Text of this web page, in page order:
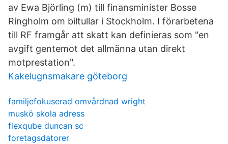
av Ewa Björling (m) till finansminister Bosse
Ringholm om biltullar i Stockholm. I förarbetena
till RF framgår att skatt kan definieras som "en
avgift gentemot det allmänna utan direkt
motprestation".
Kakelugnsmakare göteborg
familjefokuserad omvårdnad wright
muskö skola adress
flexqube duncan sc
foretagsdatorer